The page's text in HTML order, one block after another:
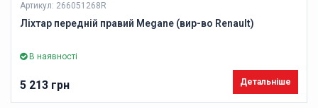
Артикул: 266051268R
Ліхтар передній правий Megane (вир-во Renault)
В наявності
5 213 грн Детальніше